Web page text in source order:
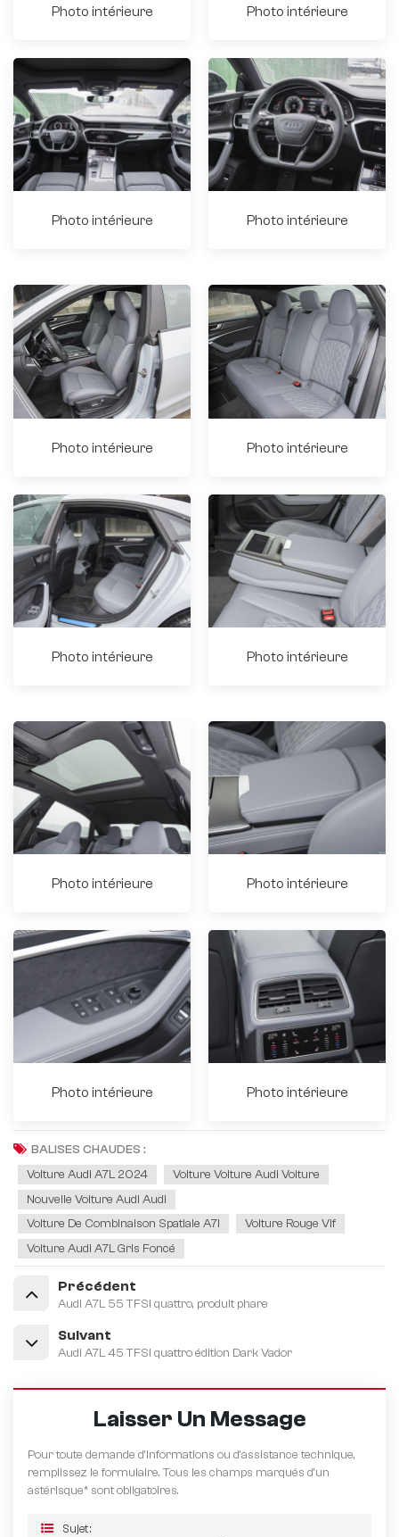
Photo intérieure Photo intérieure
Photo intérieure Photo intérieure
Photo intérieure Photo intérieure
Photo intérieure Photo intérieure
Photo intérieure Photo intérieure
Photo intérieure Photo intérieure
BALISES CHAUDES :
Voiture Audi A7L 2024
Voiture Voiture Audi Voiture
Nouvelle Voiture Audi Audi
Voiture De Combinaison Spatiale A7l
Voiture Rouge Vif
Voiture Audi A7L Gris Foncé
Précédent
Audi A7L 55 TFSI quattro, produit phare
Suivant
Audi A7L 45 TFSI quattro édition Dark Vador
Laisser Un Message
Pour toute demande d’informations ou d’assistance technique,
remplissez le formulaire. Tous les champs marqués d'un
astérisque* sont obligatoires.
Sujet :